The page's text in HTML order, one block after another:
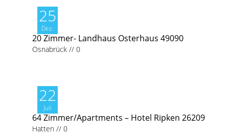
25
Dez.
20 Zimmer- Landhaus Osterhaus 49090
Osnabrück // 0
22
Juli
64 Zimmer/Apartments – Hotel Ripken 26209
Hatten // 0